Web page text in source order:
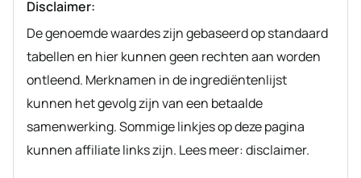
Disclaimer:
De genoemde waardes zijn gebaseerd op standaard
tabellen en hier kunnen geen rechten aan worden
ontleend. Merknamen in de ingrediëntenlijst
kunnen het gevolg zijn van een betaalde
samenwerking. Sommige linkjes op deze pagina
kunnen affiliate links zijn. Lees meer: disclaimer.